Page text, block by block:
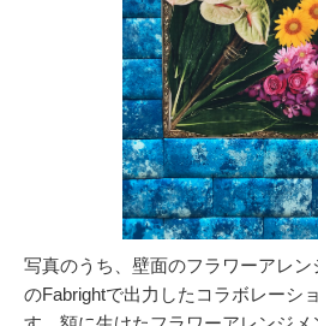
写真のうち、壁面のフラワーアレ
のFabrightで出力したコラボレーシ